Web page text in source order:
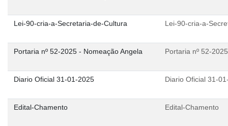
Lei-90-cria-a-Secretaria-de-Cultura Lei-90-cria-a-
Portaria nº 52-2025 - Nomeação Angela Portaria nº 52-
Diario Oficial 31-01-2025 Diario Oficial 31-
Edital-Chamento Edital-Chamento